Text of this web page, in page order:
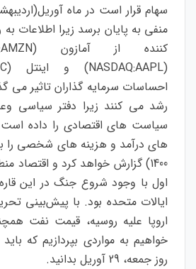
منفی به پایان برسد زیرا اطلاعات
احساسات سرمایه گذاران تاثیر می
رشد می کنند زیرا دفتر سیاسی
سیاست های اقتصادی را داده است.
های درآمد و هزینه های شخصی را
1400) گزارش خواهد کرد و اقتصاد
اول با وجود شروع جنگ در این
ایالات متحده بود. با پیش‌بینی
اروپا علیه روسیه، قیمت نفت
خواهیم به مواردی بپردازیم که
روز جمعه، 29 آوریل بدانید.